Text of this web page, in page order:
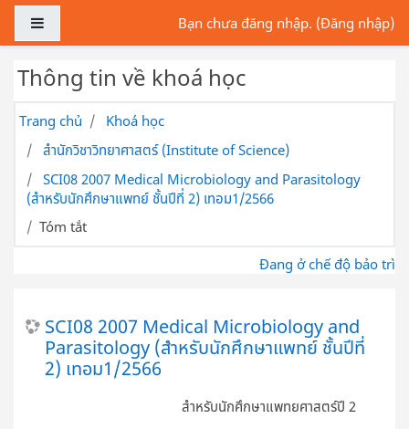
Chuyển tới nội dung chính
Bảng điều khiển cạnhBạn chưa đăng nhập. (Đăng nhập)
Thông tin về khoá học
Trang chủ
Khoá học
สำนักวิชาวิทยาศาสตร์ (Institute of Science)
SCI08 2007 Medical Microbiology and Parasitology
(สำหรับนักศึกษาแพทย์ ชั้นปีที่ 2) เทอม1/2566
Tóm tắt
Đang ở chế độ bảo trì
SCI08 2007 Medical Microbiology and
Parasitology (สำหรับนักศึกษาแพทย์ ชั้นปีที่
2) เทอม1/2566
สำหรับนักศึกษาแพทยศาสตร์ปี 2